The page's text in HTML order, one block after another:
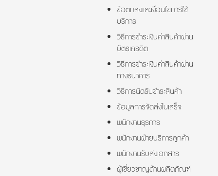
ข้อตกลงและเงื่อนไขการใช้
บริการ
วิธีการชำระเงินค่าสินค้าผ่าน
บัตรเครดิต
วิธีการชำระเงินค่าสินค้าผ่าน
ทางธนาคาร
วิธีการนัดรับชำระสินค้า
ข้อมูลการจัดส่งใบเสร็จ
พนักงานธุรการ
พนักงานฝ่ายบริการลูกค้า
พนักงานรับส่งเอกสาร
ผู้เชี่ยวชาญด้านผลิตภัณฑ์